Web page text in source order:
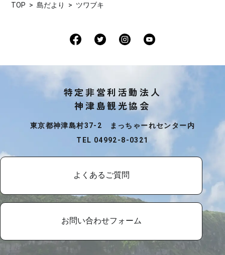
TOP 島だより ツワブキ
特定非営利活動法人
神津島観光協会
東京都神津島村37-2 まっちゃーれセンター内
TEL 04992-8-0321
よくあるご質問
お問い合わせフォーム